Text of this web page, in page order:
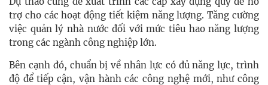
trợ cho các hoạt động tiết kiệm năng lượng. Tăng cường
việc quản lý nhà nước đối với mức tiêu hao năng lượng
trong các ngành công nghiệp lớn.
Bên cạnh đó, chuẩn bị về nhân lực có đủ năng lực, trình
độ để tiếp cận, vận hành các công nghệ mới, như công